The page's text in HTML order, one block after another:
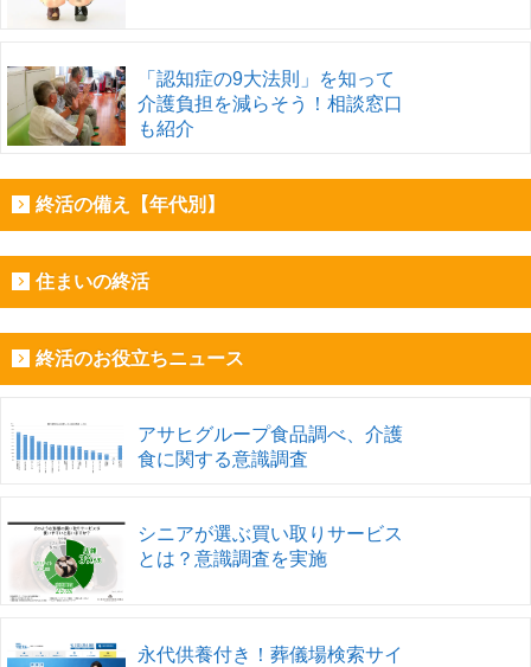
「認知症の9大法則」を知って
介護負担を減らそう！相談窓口
も紹介
終活の備え【年代別】
住まいの終活
終活のお役立ちニュース
アサヒグループ食品調べ、介護
食に関する意識調査
シニアが選ぶ買い取りサービス
とは？意識調査を実施
永代供養付き！葬儀場検索サイ